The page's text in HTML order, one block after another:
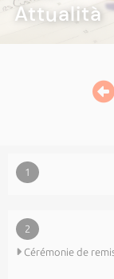
Attualità
1
2
Cérémonie de